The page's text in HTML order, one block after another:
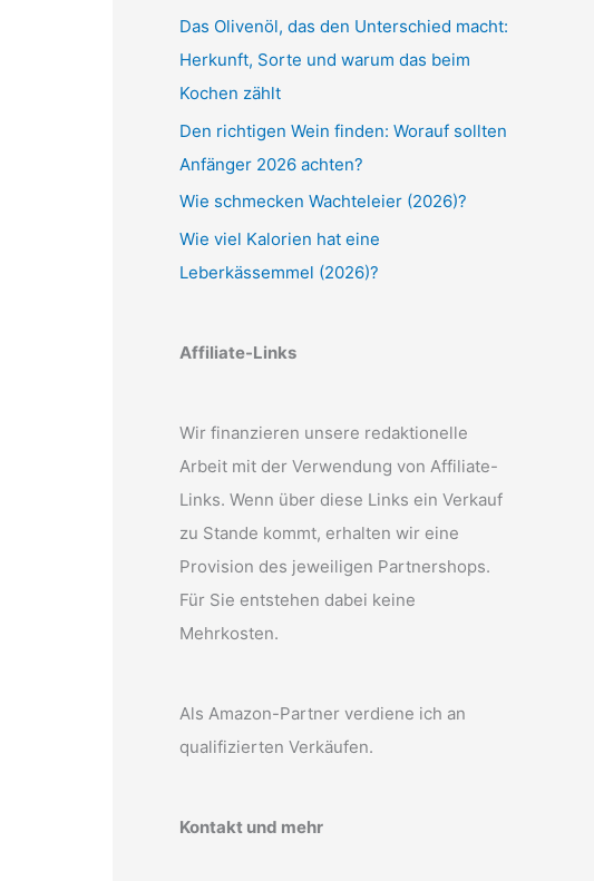
Das Olivenöl, das den Unterschied macht:
Herkunft, Sorte und warum das beim
Kochen zählt
Den richtigen Wein finden: Worauf sollten
Anfänger 2026 achten?
Wie schmecken Wachteleier (2026)?
Wie viel Kalorien hat eine
Leberkässemmel (2026)?
Affiliate-Links
Wir finanzieren unsere redaktionelle
Arbeit mit der Verwendung von Affiliate-
Links. Wenn über diese Links ein Verkauf
zu Stande kommt, erhalten wir eine
Provision des jeweiligen Partnershops.
Für Sie entstehen dabei keine
Mehrkosten.
Als Amazon-Partner verdiene ich an
qualifizierten Verkäufen.
Kontakt und mehr